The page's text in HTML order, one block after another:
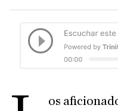
os